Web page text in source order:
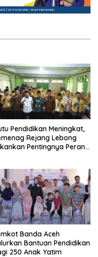
Pendidikan Meningkat,
Rejang Lebong
Pentingnya Peran
Banda Aceh
Bantuan Pendidikan
250 Anak Yatim